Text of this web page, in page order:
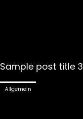
Sample post title 3
Allgemein